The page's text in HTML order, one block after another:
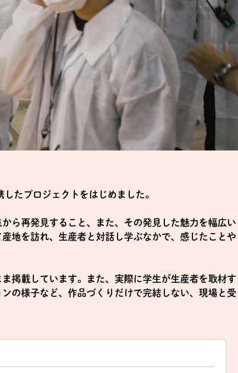
たプロジェクトをはじめました。
ら再発見すること、また、その発見した魅力を幅広い
地を訪れ、生産者と対話し学ぶなかで、感じたことや
掲載しています。また、実際に学生が生産者を取材す
の様子など、作品づくりだけで完結しない、現場と受